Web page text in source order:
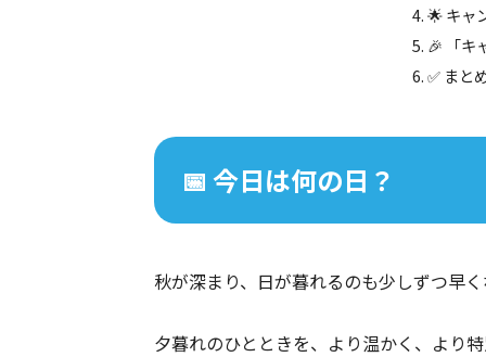
🌟 キャ
🎉 「キ
✅ まと
📅 今日は何の日？
秋が深まり、日が暮れるのも少しずつ早
夕暮れのひとときを、より温かく、より